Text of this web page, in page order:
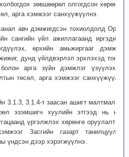
зөвшөөрөл олгогдсон хөрөнгө
арга хэмжээг санхүүжүүлнэ.
авч дэмжигдсэн тохиолдолд Орон
сангийн үйл ажиллагаанд иргэдийн
өрхийн амьжиргааг дэмжих
дунд үйлдвэрлэл эрхлэхэд тоног
арга зүйн дэмжлэг үзүүлэхэд
төсөл, арга хэмжээг санхүүжүүлж
3.1.3, 3.1.4-т заасан ашигт малтмалын
эзэмшигч хуулийн этгээд нь нэг
үргэлжлэх хөрөнгө оруулалтын
Засгийн газарт танилцуулж,
үндсэн дээр хэрэгжүүлнэ.